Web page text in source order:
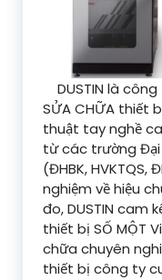
DUSTIN là
SỬA CHỮA thiết
thuật tay nghề
từ các trường Đại
(ĐHBK, HVKTQS,
nghiệm về hiệu
đo, DUSTIN cam
thiết bị SỐ MỘT
chữa chuyên
thiết bị công ty